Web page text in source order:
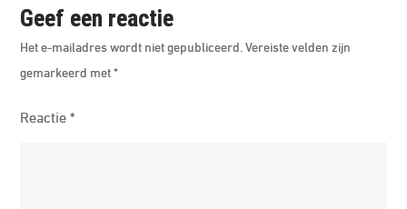
Geef een reactie
Het e-mailadres wordt niet gepubliceerd. Vereiste velden zijn
gemarkeerd met*
Reactie*